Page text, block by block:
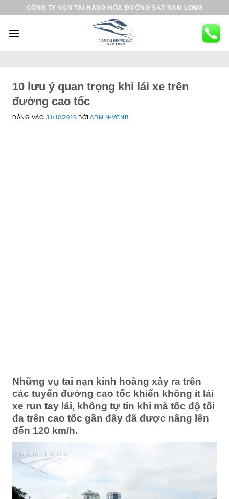
CÔNG TY VẬN TẢI HÀNG HÓA ĐƯỜNG SẮT NAM LONG
10 lưu ý quan trọng khi lái xe trên
đường cao tốc
ĐĂNG VÀO31/10/2016 BỞIADMIN-VCNB
Những vụ tai nạn kinh hoàng xảy ra trên
các tuyến đường cao tốc khiến không ít lái
xe run tay lái, không tự tin khi mà tốc độ tối
đa trên cao tốc gần đây đã được nâng lên
đến 120 km/h.